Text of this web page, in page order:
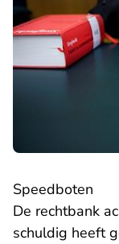
Speedboten
De rechtbank
schuldig heeft